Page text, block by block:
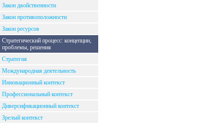
Закон двойственности
Закон противоположности
Закон ресурсов
Стратегический процесс: концепции,
проблемы, решения
Стратегия
Международная деятельность
Инновационный контекст
Профессиональный контекст
Диверсификационный контекст
Зрелый контекст